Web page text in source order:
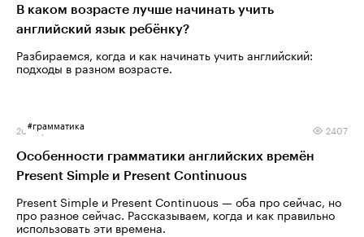
В каком возрасте лучше начинать учить
английский язык ребёнку?
Разбираемся, когда и как начинать учить английский:
подходы в разном возрасте.
#грамматика
20 марта 2025 2407
Особенности грамматики английских времён
Present Simple и Present Continuous
Present Simple и Present Continuous — оба про сейчас, но
про разное сейчас. Рассказываем, когда и как правильно
использовать эти времена.